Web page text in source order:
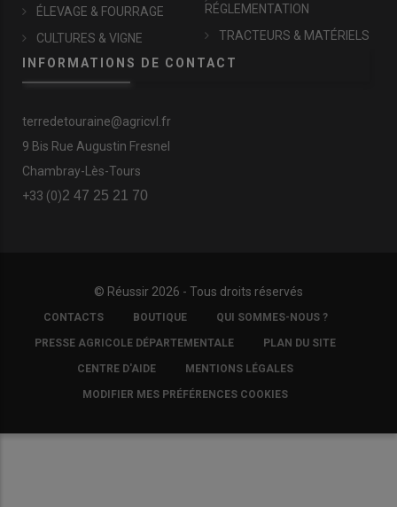
ÉLEVAGE & FOURRAGE
CULTURES & VIGNE
RÉGLEMENTATION
TRACTEURS & MATÉRIELS
INFORMATIONS DE CONTACT
terredetouraine@agricvl.fr
9 Bis Rue Augustin Fresnel
Chambray-Lès-Tours
+33 (0)2 47 25 21 70
© Réussir 2026 - Tous droits réservés
FOOTER
COPYRIGHT
CONTACTS BOUTIQUE QUI SOMMES-NOUS ?
PRESSE AGRICOLE DÉPARTEMENTALE PLAN DU SITE
CENTRE D'AIDE MENTIONS LÉGALES
MODIFIER MES PRÉFÉRENCES COOKIES